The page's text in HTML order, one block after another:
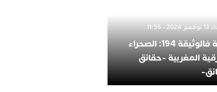
- 11:56
الثقة فالوثيقة 194: الصحراء
المغربية -حقائق